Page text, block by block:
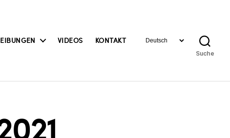
VIDEOS KONTAKTSprache
Suche